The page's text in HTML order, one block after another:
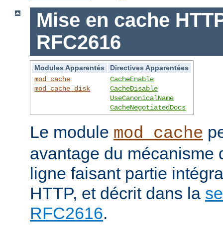
Mise en cache
RFC2616
Modules Apparentés
Directives Apparentées
mod_cache
mod_cache_disk
CacheEnable
CacheDisable
UseCanonicalName
CacheNegotiatedDocs
Le module mod_cache
avantage du mécanisme
ligne faisant partie
HTTP, et décrit dans la
RFC2616.